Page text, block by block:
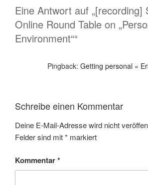
Eine Antwort auf „[recording]
Online Round Table on
Environment““
Pingback: Getting personal «
Schreibe einen Kommentar
Deine E-Mail-Adresse wird nicht
Felder sind mit* markiert
Kommentar*